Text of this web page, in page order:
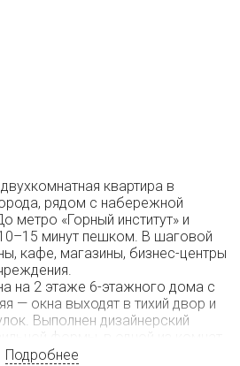
квартира в
рядом с набережной
метро «Горный институт» и
минут пешком. В шаговой
кафе, магазины, бизнес-центры
на 2 этаже 6-этажного дома с
— окна выходят в тихий двор и
Выполнен дизайнерский
формы, в одной из комнат
санузел. Высота
Подробнее